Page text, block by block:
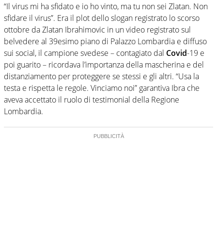
“Il virus mi ha sfidato e io ho vinto, ma tu non sei Zlatan. Non
sfidare il virus”. Era il plot dello slogan registrato lo scorso
ottobre da Zlatan Ibrahimovic in un video registrato sul
belvedere al 39esimo piano di Palazzo Lombardia e diffuso
sui social, il campione svedese – contagiato dal Covid-19 e
poi guarito – ricordava l’importanza della mascherina e del
distanziamento per proteggere se stessi e gli altri. “Usa la
testa e rispetta le regole. Vinciamo noi” garantiva Ibra che
aveva accettato il ruolo di testimonial della Regione
Lombardia.